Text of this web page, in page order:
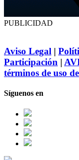
PUBLICIDAD
Aviso Legal |
Participación |
términos de uso
Síguenos en